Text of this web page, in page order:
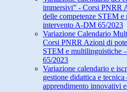
immersivi” - Corsi PNRR
delle competenze STEM
intervento A-DM 65/2023
Variazione Calendario
Corsi PNRR Azioni di
STEM e multilinguistiche
65/2023
Variazione calendario e
gestione didattica e
apprendimento innovativi